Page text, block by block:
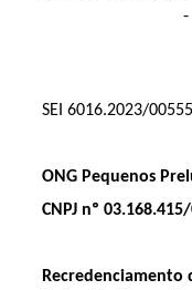
-
SEI 6016.2023/
ONG Pequenos
CNPJ nº
Recredenciamento